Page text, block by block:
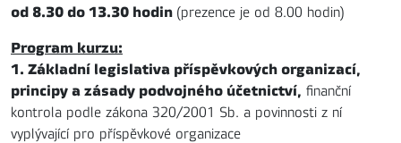
od 8.30 do 13.30 hodin (prezence je od 8.00 hodin)
Program kurzu:
1. Základní legislativa příspěvkových organizací,
principy a zásady podvojného účetnictví, finanční
kontrola podle zákona 320/2001 Sb. a povinnosti z ní
vyplývající pro příspěvkové organizace